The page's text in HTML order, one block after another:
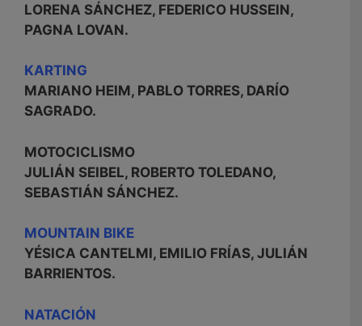
LORENA SÁNCHEZ, FEDERICO HUSSEIN,
PAGNA LOVAN.
KARTING
MARIANO HEIM, PABLO TORRES, DARÍO
SAGRADO.
MOTOCICLISMO
JULIÁN SEIBEL, ROBERTO TOLEDANO,
SEBASTIÁN SÁNCHEZ.
MOUNTAIN BIKE
YÉSICA CANTELMI, EMILIO FRÍAS, JULIÁN
BARRIENTOS.
NATACIÓN